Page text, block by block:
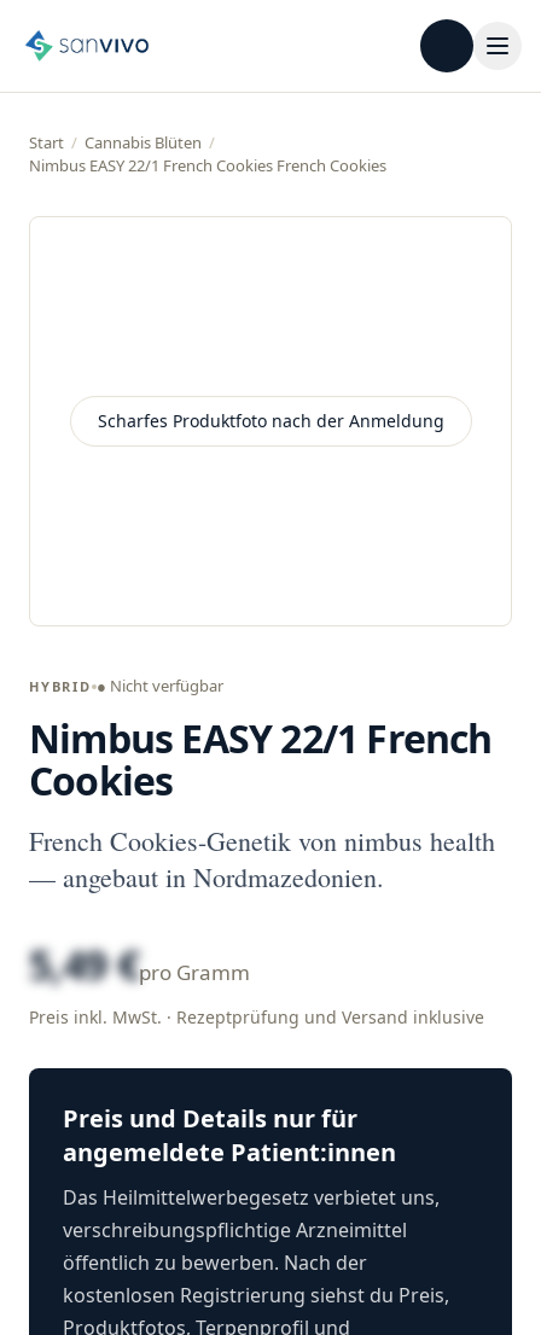
Start / Cannabis Blüten /
Nimbus EASY 22/1 French Cookies French Cookies
Scharfes Produktfoto nach der Anmeldung
HYBRID ● Nicht verfügbar
Nimbus EASY 22/1 French
Cookies
French Cookies-Genetik von nimbus health
— angebaut in Nordmazedonien.
5,49 €pro Gramm
Preis inkl. MwSt. · Rezeptprüfung und Versand inklusive
Preis und Details nur für
angemeldete Patient:innen
Das Heilmittelwerbegesetz verbietet uns,
verschreibungspflichtige Arzneimittel
öffentlich zu bewerben. Nach der
kostenlosen Registrierung siehst du Preis,
Produktfotos, Terpenprofil und